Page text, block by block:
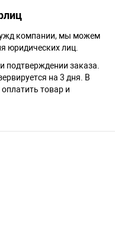
компании, мы можем
юридических лиц.
подтверждении заказа.
на 3 дня. В
товар и